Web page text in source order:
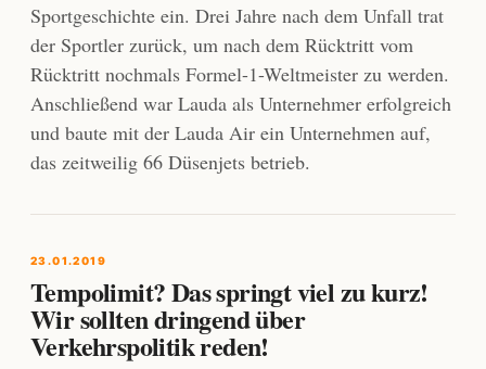
Sportgeschichte ein. Drei Jahre nach dem Unfall trat
der Sportler zurück, um nach dem Rücktritt vom
Rücktritt nochmals Formel-1-Weltmeister zu werden.
Anschließend war Lauda als Unternehmer erfolgreich
und baute mit der Lauda Air ein Unternehmen auf,
das zeitweilig 66 Düsenjets betrieb.
23.01.2019
Tempolimit? Das springt viel zu kurz!
Wir sollten dringend über
Verkehrspolitik reden!